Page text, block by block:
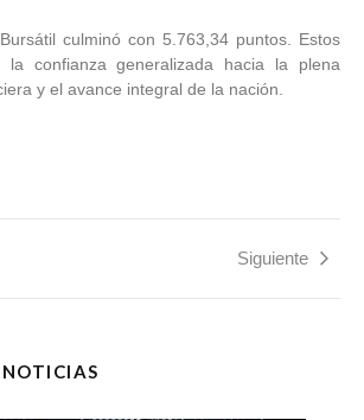
culminó con 5.763,34 puntos. Estos
la confianza generalizada hacia la plena
y el avance integral de la nación.
Siguiente
NOTICIAS